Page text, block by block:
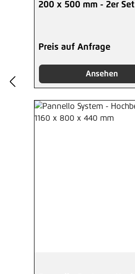
200 x 500 mm - 2er Set
Preis auf Anfrage
Ansehen